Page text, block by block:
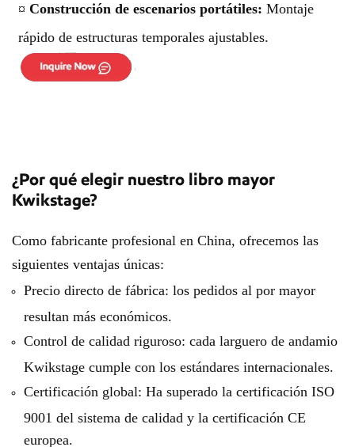
¤ Construcción de escenarios portátiles: Montaje
rápido de estructuras temporales ajustables.
¿Por qué elegir nuestro libro mayor
Kwikstage?
Como fabricante profesional en China, ofrecemos las
siguientes ventajas únicas:
Precio directo de fábrica: los pedidos al por mayor
resultan más económicos.
Control de calidad riguroso: cada larguero de andamio
Kwikstage cumple con los estándares internacionales.
Certificación global: Ha superado la certificación ISO
9001 del sistema de calidad y la certificación CE
europea.